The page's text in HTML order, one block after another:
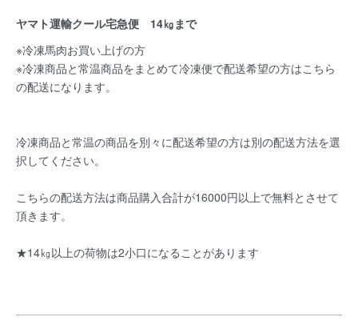
ヤマト運輸クール宅急便 14㎏まで
※冷凍馬肉お買い上げの方
※冷凍商品と常温商品をまとめて冷凍便で配送希望の方はこちら
の配送になります。
冷凍商品と常温の商品を別々に配送希望の方は別の配送方法を選
択してください。
こちらの配送方法は商品購入合計が16000円以上で無料とさせて
頂きます。
★14㎏以上の荷物は2小口になることがあります